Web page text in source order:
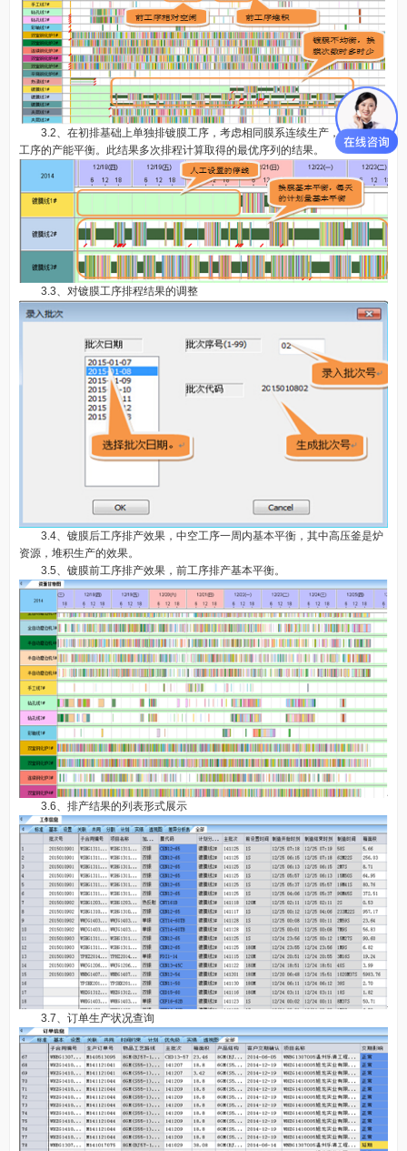
3.2、在初排基础上单独排镀膜工序，考虑相同膜系连续生产，兼顾前后
工序的产能平衡。此结果多次排程计算取得的最优序列的结果。
3.3、对镀膜工序排程结果的调整
3.4、镀膜后工序排产效果，中空工序一周内基本平衡，其中高压釜是炉
资源，堆积生产的效果。
3.5、镀膜前工序排产效果，前工序排产基本平衡。
3.6、排产结果的列表形式展示
3.7、订单生产状况查询